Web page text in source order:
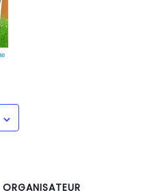
ORGANISATEUR